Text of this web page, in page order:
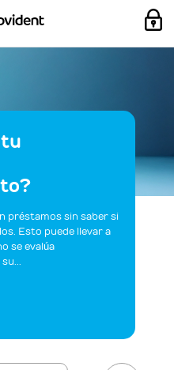
préstamos sin saber si
Esto puede llevar a
se evalúa